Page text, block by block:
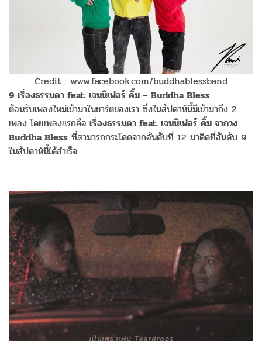
Credit : www.facebook.com/buddhablessband
9 เรื่องธรรมดา feat. เจนนิเฟอร์ คิ้ม – Buddha Bless
ต้อนรับเพลงใหม่เข้ามาในชาร์ตของเรา ซึ่งในสัปดาห์นี้มีเข้ามาถึง 2
เพลง โดยเพลงแรกคือ เรื่องธรรมดา feat. เจนนิเฟอร์ คิ้ม จากวง
Buddha Bless ที่สามารถกระโดดจากอันดับที่ 12 มาติดที่อันดับ 9
ในสัปดาห์นี้ได้สำเร็จ